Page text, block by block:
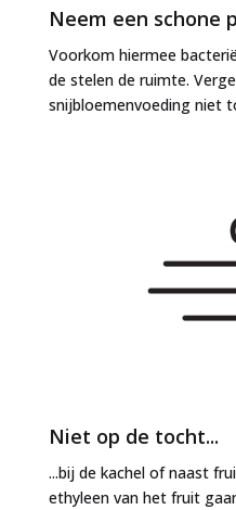
Neem een schone
Voorkom hiermee
de stelen de ruimte.
snijbloemenvoeding niet
Niet op de tocht...
...bij de kachel of naast
ethyleen van het fruit